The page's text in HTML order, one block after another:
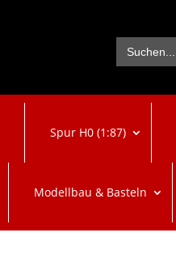
Search
for:
Spur H0 (1:87)
Modellbau & Basteln